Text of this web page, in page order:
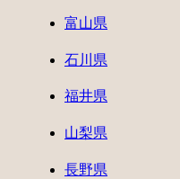
富山県
石川県
福井県
山梨県
長野県